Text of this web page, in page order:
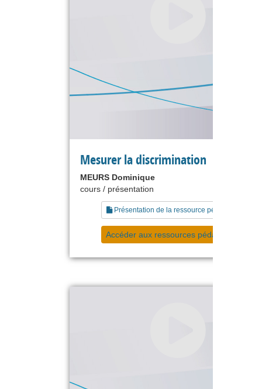
Mesurer la discrimination
MEURS Dominique
cours / présentation
Présentation de la ressource pédagogique
Accéder aux ressources pédagogiques